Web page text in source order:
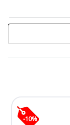
-10%